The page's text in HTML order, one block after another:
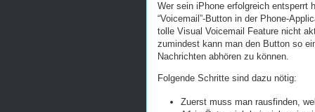
Wer sein iPhone erfolgreich entsperrt
“Voicemail ”-Button in der Phone-
tolle Visual Voicemail
Feature nicht
zumindest kann man den Button so
Nachrichten abhören zu können.
Folgende Schritte sind dazu nötig:
Zuerst muss man rausfinden,